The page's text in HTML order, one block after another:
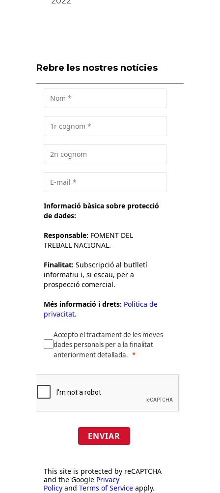
Rebre les nostres notícies
Informació bàsica sobre protecció
de dades:
Responsable: FOMENT DEL
TREBALL NACIONAL.
Finalitat: Subscripció al butlletí
informatiu i, si escau, per a
prospecció comercial.
Més informació i drets: Política de
privacitat.
Accepto el tractament de les meves
dades personals per a la finalitat
anteriorment detallada.
ENVIAR
This site is protected by reCAPTCHA
and the Google Privacy
Policy and Terms of Service apply.